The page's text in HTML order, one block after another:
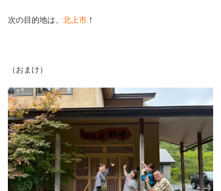
次の目的地は、 北上市 ！
（おまけ）